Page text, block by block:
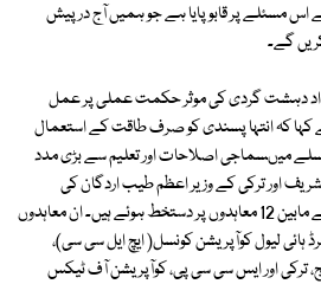
مسئلے پر قابو پایا ہے جو ہمیں آج درپیش
گے۔
دہشت گردی کی موثر حکمت عملی پر عمل
کہا کہ انتہا پسندی کو صرف طاقت کے استعمال
میںسماجی اصلاحات اور تعلیم سے بڑی مدد
شریف اور ترکی کے وزیر اعظم طیب اردگان کی
موجودگی میں پاکستان اور ترکی کے مابین 12 معاہدوں پر دستخط ہوئے ہیں۔ ان معاہدوں
لیول کوآپریشن کونسل( ایچ ایل سی سی)،
ترکی اور ایس سی سی پی، کوآپریشن آف ٹیکس